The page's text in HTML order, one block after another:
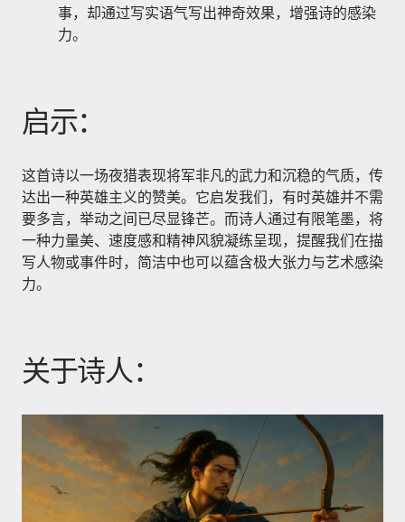
事，却通过写实语气写出神奇效果，增强诗的感染
力。
启示：
这首诗以一场夜猎表现将军非凡的武力和沉稳的气质，传
达出一种英雄主义的赞美。它启发我们，有时英雄并不需
要多言，举动之间已尽显锋芒。而诗人通过有限笔墨，将
一种力量美、速度感和精神风貌凝练呈现，提醒我们在描
写人物或事件时，简洁中也可以蕴含极大张力与艺术感染
力。
关于诗人：